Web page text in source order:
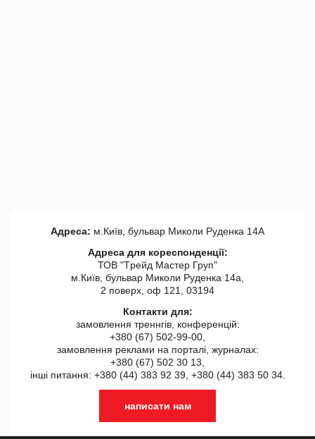
Адреса: м.Київ, бульвар Миколи Руденка 14А
Адреса для кореспонденції:
ТОВ "Tрейд Мастер Груп"
м.Київ, бульвар Миколи Руденка 14а,
2 поверх, оф 121, 03194
Контакти для:
замовлення треннгів, конференцій:
+380 (67) 502-99-00,
замовлення реклами на порталі, журналах:
+380 (67) 502 30 13,
інші питання: +380 (44) 383 92 39, +380 (44) 383 50 34.
написати нам